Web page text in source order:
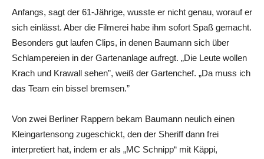
Anfangs, sagt der 61-Jährige, wusste er nicht genau, worauf er
sich einlässt. Aber die Filmerei habe ihm sofort Spaß gemacht.
Besonders gut laufen Clips, in denen Baumann sich über
Schlampereien in der Gartenanlage aufregt. „Die Leute wollen
Krach und Krawall sehen”, weiß der Gartenchef. „Da muss ich
das Team ein bissel bremsen.”
Von zwei Berliner Rappern bekam Baumann neulich einen
Kleingartensong zugeschickt, den der Sheriff dann frei
interpretiert hat, indem er als „MC Schnipp“ mit Käppi,